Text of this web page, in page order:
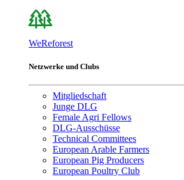
WeReforest
Netzwerke und Clubs
Mitgliedschaft
Junge DLG
Female Agri Fellows
DLG-Ausschüsse
Technical Committees
European Arable Farmers
European Pig Producers
European Poultry Club